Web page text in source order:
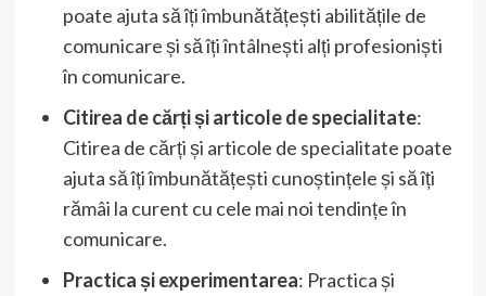
poate ajuta să îți îmbunătățești abilitățile de
comunicare și să îți întâlnești alți profesioniști
în comunicare.
Citirea de cărți și articole de specialitate:
Citirea de cărți și articole de specialitate poate
ajuta să îți îmbunătățești cunoștințele și să îți
rămâi la curent cu cele mai noi tendințe în
comunicare.
Practica și experimentarea: Practica și